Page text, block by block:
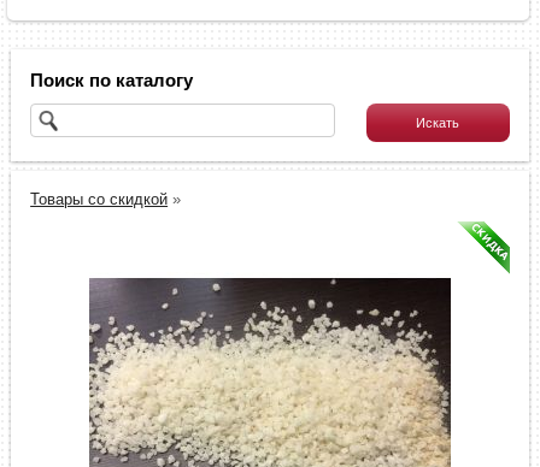
Поиск по каталогу
Товары со скидкой »